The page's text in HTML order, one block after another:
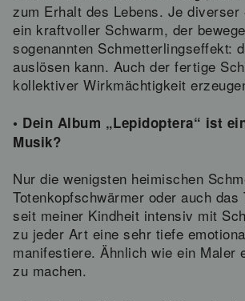
zum Erhalt des Lebens. Je
ein kraftvoller Schwarm, der
sogenannten Schmetterlingseffekt:
auslösen kann. Auch der fertige
kollektiver Wirkmächtigkeit
• Dein Album „Lepidoptera“ ist
Musik?
Nur die wenigsten heimischen
Totenkopfschwärmer oder auch
seit meiner Kindheit intensiv mit
zu jeder Art eine sehr tiefe
manifestiere. Ähnlich wie ein
zu machen.